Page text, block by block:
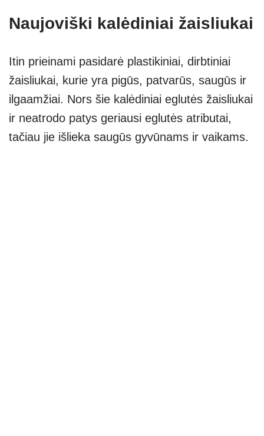
Naujoviški kalėdiniai žaisliukai
Itin prieinami pasidarė plastikiniai, dirbtiniai
žaisliukai, kurie yra pigūs, patvarūs, saugūs ir
ilgaamžiai. Nors šie kalėdiniai eglutės žaisliukai
ir neatrodo patys geriausi eglutės atributai,
tačiau jie išlieka saugūs gyvūnams ir vaikams.